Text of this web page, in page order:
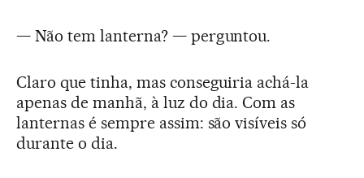
— Não tem lanterna? — perguntou.
Claro que tinha, mas conseguiria achá-la
apenas de manhã, à luz do dia. Com as
lanternas é sempre assim: são visíveis só
durante o dia.